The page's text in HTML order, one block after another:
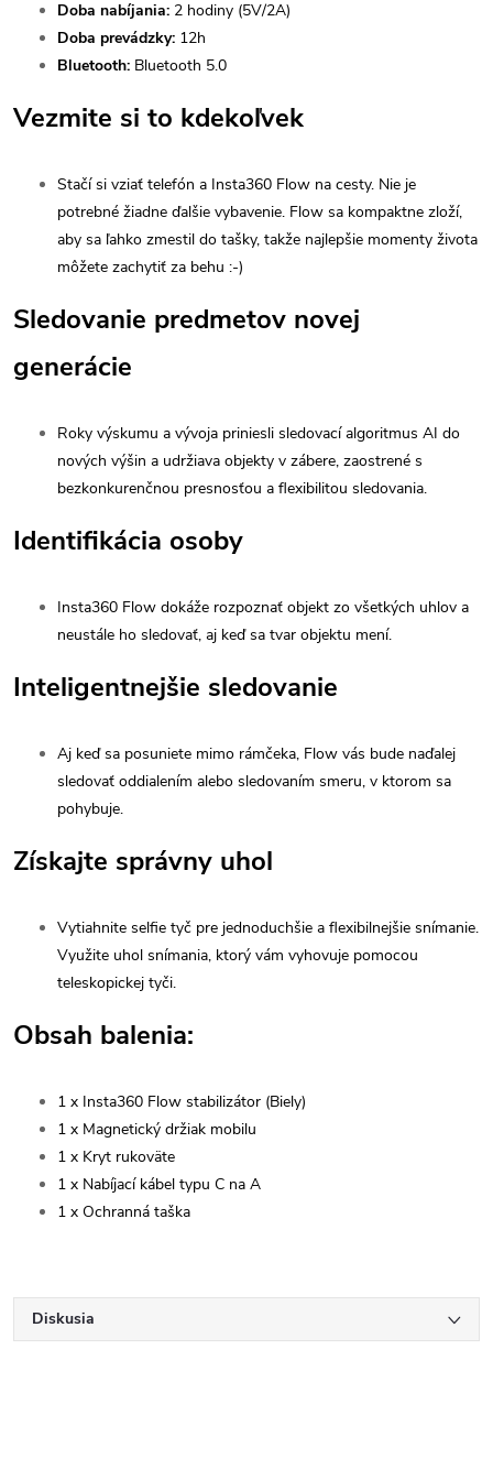
Doba nabíjania: 2 hodiny (5V/2A)
Doba prevádzky: 12h
Bluetooth: Bluetooth 5.0
Vezmite si to kdekoľvek
Stačí si vziať telefón a Insta360 Flow na cesty. Nie je
potrebné žiadne ďalšie vybavenie. Flow sa kompaktne zloží,
aby sa ľahko zmestil do tašky, takže najlepšie momenty života
môžete zachytiť za behu :-)
Sledovanie predmetov novej
generácie
Roky výskumu a vývoja priniesli sledovací algoritmus AI do
nových výšin a udržiava objekty v zábere, zaostrené s
bezkonkurenčnou presnosťou a flexibilitou sledovania.
Identifikácia osoby
Insta360 Flow dokáže rozpoznať objekt zo všetkých uhlov a
neustále ho sledovať, aj keď sa tvar objektu mení.
Inteligentnejšie sledovanie
Aj keď sa posuniete mimo rámčeka, Flow vás bude naďalej
sledovať oddialením alebo sledovaním smeru, v ktorom sa
pohybuje.
Získajte správny uhol
Vytiahnite selfie tyč pre jednoduchšie a flexibilnejšie snímanie.
Využite uhol snímania, ktorý vám vyhovuje pomocou
teleskopickej tyči.
Obsah balenia:
1 x Insta360 Flow stabilizátor (Biely)
1 x Magnetický držiak mobilu
1 x Kryt rukoväte
1 x Nabíjací kábel typu C na A
1 x Ochranná taška
Diskusia